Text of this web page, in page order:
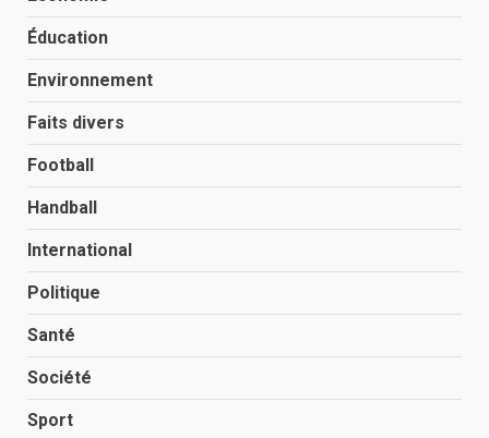
Éducation
Environnement
Faits divers
Football
Handball
International
Politique
Santé
Société
Sport